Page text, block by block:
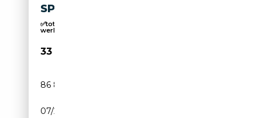
SPORTZETE...
✅tot 10 JAAR GARANTIE mogelijk ✅Eigen
werkplaats ✅
33 495€
86 831 km
07/2022